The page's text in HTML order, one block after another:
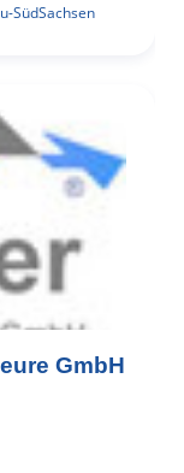
SüdSachsen
GmbH